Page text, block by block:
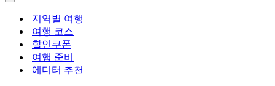
게
뉴
내
지역별 여행
여행 코스
할인쿠폰
여행 준비
에디터 추천